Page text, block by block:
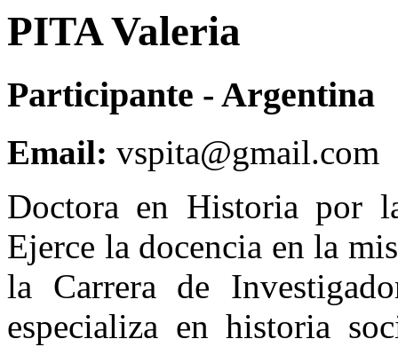
PITA Valeria
Participante - Argentina
Email: vspita@gmail.com
Doctora en Historia por
Ejerce la docencia en la
la Carrera de
especializa en historia